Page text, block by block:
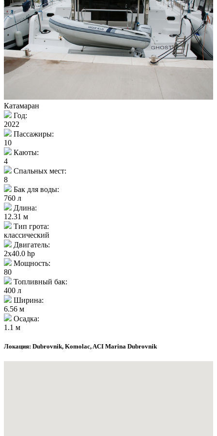
Катамаран
Год:
2022
Пассажиры:
10
Каюты:
4
Спальных мест:
8
Бак для воды:
760 л
Длина:
12.31 м
Тип грота:
классический
Двигатель:
2x40.0 hp
Мощность:
80
Топливный бак:
400 л
Ширина:
6.56 м
Осадка:
1.1 м
Локация: Dubrovnik, Komolac, ACI Marina Dubrovnik